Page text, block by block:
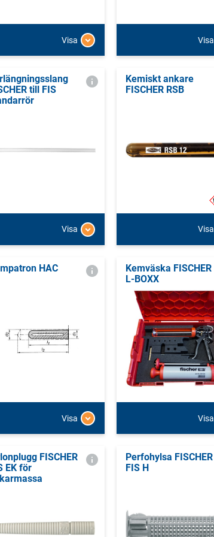
Visa Visa
till FIS
Visa
Kemiskt ankare
FISCHER RSB
Visa
HAC
Visa
Kemväska FISCHER
L-BOXX
Visa
FISCHER
EK för
Perfohylsa FISCHER
FIS H